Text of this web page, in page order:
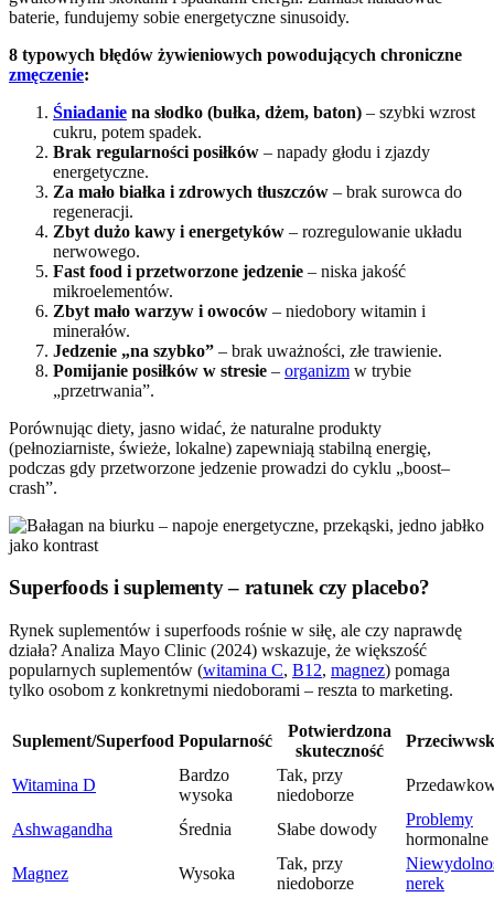
baterie, fundujemy sobie energetyczne sinusoidy.
8 typowych błędów żywieniowych powodujących chroniczne
zmęczenie:
Śniadanie na słodko (bułka, dżem, baton) – szybki wzrost
cukru, potem spadek.
Brak regularności posiłków – napady głodu i zjazdy
energetyczne.
Za mało białka i zdrowych tłuszczów – brak surowca do
regeneracji.
Zbyt dużo kawy i energetyków – rozregulowanie układu
nerwowego.
Fast food i przetworzone jedzenie – niska jakość
mikroelementów.
Zbyt mało warzyw i owoców – niedobory witamin i
minerałów.
Jedzenie „na szybko” – brak uważności, złe trawienie.
Pomijanie posiłków w stresie – organizm w trybie
„przetrwania”.
Porównując diety, jasno widać, że naturalne produkty
(pełnoziarniste, świeże, lokalne) zapewniają stabilną energię,
podczas gdy przetworzone jedzenie prowadzi do cyklu „boost–
crash”.
Superfoods i suplementy – ratunek czy placebo?
Rynek suplementów i superfoods rośnie w siłę, ale czy naprawdę
działa? Analiza Mayo Clinic (2024) wskazuje, że większość
popularnych suplementów (witamina C, B12, magnez) pomaga
tylko osobom z konkretnymi niedoborami – reszta to marketing.
Suplement/Superfood Popularność
Potwierdzona
skuteczność
Witamina D
Bardzo
wysoka
Tak, przy
niedoborze
Ashwagandha Średnia Słabe dowody
Problemy
hormonalne
Magnez
Wysoka
Tak, przy
niedoborze
nerek